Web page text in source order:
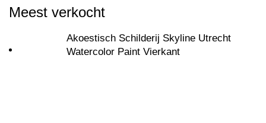
Meest verkocht
Akoestisch Schilderij Skyline Utrecht
Watercolor Paint Vierkant